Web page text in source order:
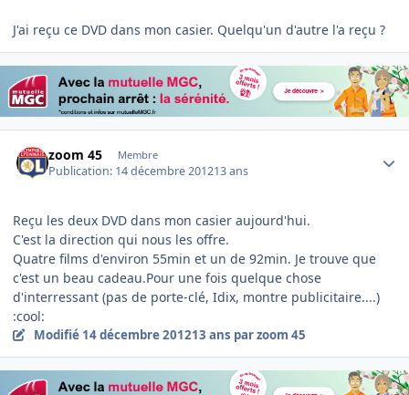
J'ai reçu ce DVD dans mon casier. Quelqu'un d'autre l'a reçu ?
zoom 45 Membre
Publication: 14 décembre 201213 ans
Reçu les deux DVD dans mon casier aujourd'hui.
C'est la direction qui nous les offre.
Quatre films d'environ 55min et un de 92min. Je trouve que
c'est un beau cadeau.Pour une fois quelque chose
d'interressant (pas de porte-clé, Idix, montre publicitaire....)
:cool:
Modifié 14 décembre 201213 ans par zoom 45